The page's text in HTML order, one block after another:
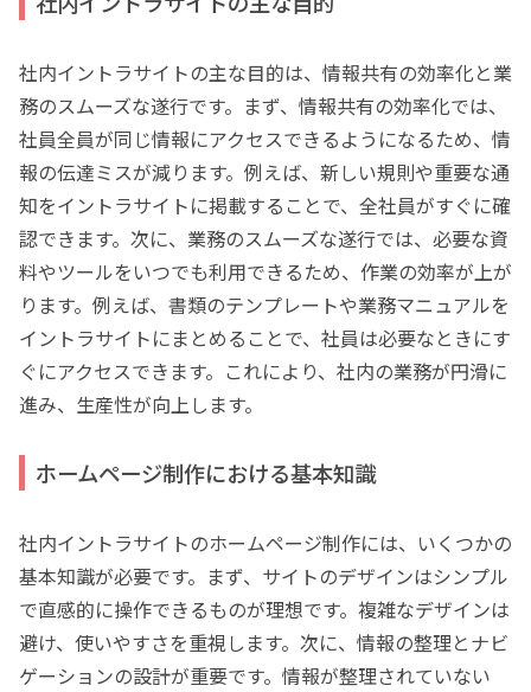
社内イントラサイトの主な目的は、情報共有の効率化と業
務のスムーズな遂行です。まず、情報共有の効率化では、
社員全員が同じ情報にアクセスできるようになるため、情
報の伝達ミスが減ります。例えば、新しい規則や重要な通
知をイントラサイトに掲載することで、全社員がすぐに確
認できます。次に、業務のスムーズな遂行では、必要な資
料やツールをいつでも利用できるため、作業の効率が上が
ります。例えば、書類のテンプレートや業務マニュアルを
イントラサイトにまとめることで、社員は必要なときにす
ぐにアクセスできます。これにより、社内の業務が円滑に
進み、生産性が向上します。
ホームページ制作における基本知識
社内イントラサイトのホームページ制作には、いくつかの
基本知識が必要です。まず、サイトのデザインはシンプル
で直感的に操作できるものが理想です。複雑なデザインは
避け、使いやすさを重視します。次に、情報の整理とナビ
ゲーションの設計が重要です。情報が整理されていない